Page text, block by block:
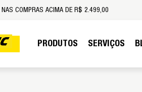
NAS COMPRAS ACIMA DE R$ 2.499,00
PRODUTOS SERVIÇOS